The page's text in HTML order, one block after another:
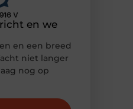
en we
en een breed
niet langer
nog op